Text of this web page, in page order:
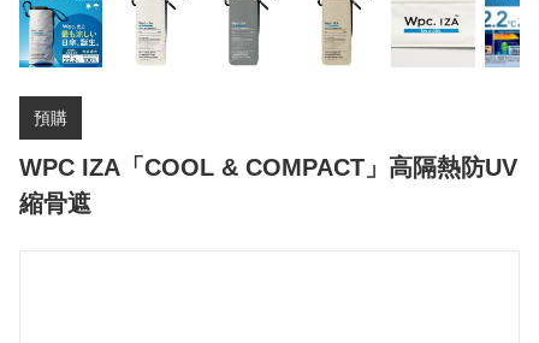
預購
WPC IZA「COOL & COMPACT」高隔熱防UV
縮骨遮